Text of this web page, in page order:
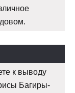
к выводу
Багиры-